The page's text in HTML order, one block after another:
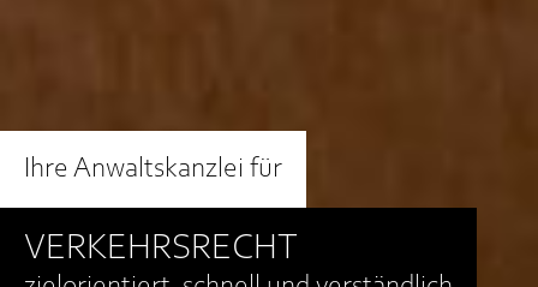
Ihre Anwaltskanzlei für
VERKEHRSRECHT